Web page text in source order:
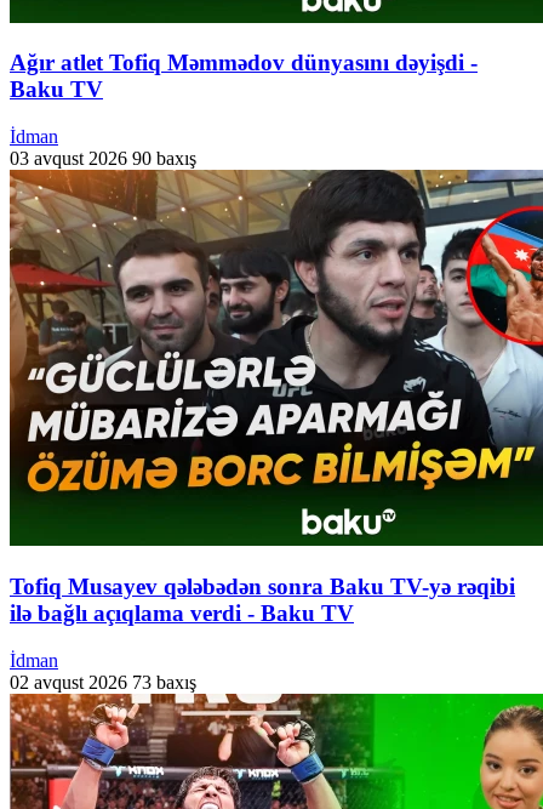
Ağır atlet Tofiq Məmmədov dünyasını dəyişdi -
Baku TV
İdman
03 avqust 2026 90 baxış
Tofiq Musayev qələbədən sonra Baku TV-yə rəqibi
ilə bağlı açıqlama verdi - Baku TV
İdman
02 avqust 2026 73 baxış